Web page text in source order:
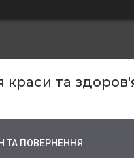
краси та
ТА ПОВЕРНЕННЯ